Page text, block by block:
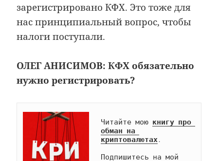
зарегистрировано КФХ. Это тоже для
нас принципиальный вопрос, чтобы
налоги поступали.
ОЛЕГ АНИСИМОВ: КФХ обязательно
нужно регистрировать?
Читайте мою книгу про
обман на
криптовалютах .